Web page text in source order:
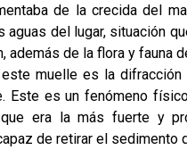
de la crecida del
aguas del lugar, situación
además de la flora y fauna
muelle es la difracción
Este es un fenómeno
era la más fuerte y
de retirar el sedimento